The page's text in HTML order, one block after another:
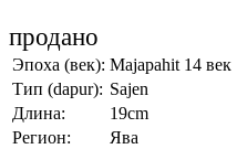
продано
Эпоха (век): Majapahit 14 век
Тип (dapur): Sajen
Длина:
19cm
Регион:
Ява